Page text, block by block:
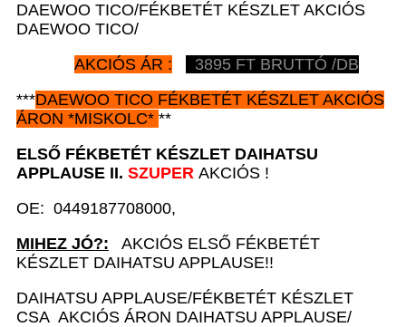
DAEWOO TICO/FÉKBETÉT KÉSZLET AKCIÓS
DAEWOO TICO/
AKCIÓS ÁR :
3895 FT BRUTTÓ /DB
***DAEWOO TICO FÉKBETÉT KÉSZLET AKCIÓS
ÁRON *MISKOLC* **
ELSŐ FÉKBETÉT KÉSZLET DAIHATSU
APPLAUSE II. SZUPER AKCIÓS !
OE: 0449187708000,
MIHEZ JÓ?: AKCIÓS ELSŐ FÉKBETÉT
KÉSZLET DAIHATSU APPLAUSE!!
DAIHATSU APPLAUSE/FÉKBETÉT KÉSZLET
CSA AKCIÓS ÁRON DAIHATSU APPLAUSE/